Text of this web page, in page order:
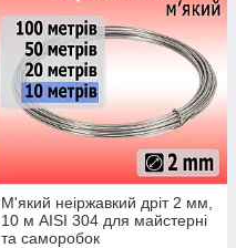
М'який неіржавкий дріт 2 мм,
10 м AISI 304 для майстерні
та саморобок